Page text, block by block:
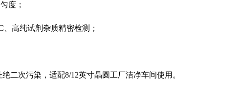
度；
高纯试剂杂质精密检测；
二次污染，适配8/12英寸晶圆工厂洁净车间使用。